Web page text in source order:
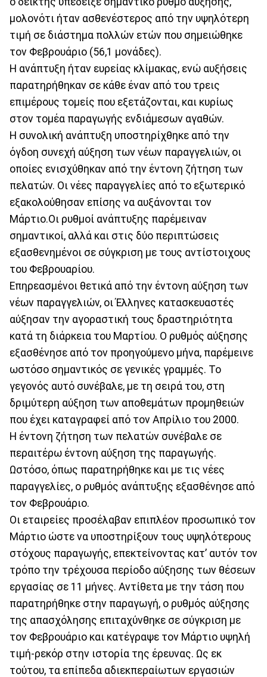
μολονότι ήταν ασθενέστερος από την υψηλότερη
τιμή σε διάστημα πολλών ετών που σημειώθηκε
τον Φεβρουάριο (56,1 μονάδες).
Η ανάπτυξη ήταν ευρείας κλίμακας, ενώ αυξήσεις
παρατηρήθηκαν σε κάθε έναν από του τρεις
επιμέρους τομείς που εξετάζονται, και κυρίως
στον τομέα παραγωγής ενδιάμεσων αγαθών.
Η συνολική ανάπτυξη υποστηρίχθηκε από την
όγδοη συνεχή αύξηση των νέων παραγγελιών, οι
οποίες ενισχύθηκαν από την έντονη ζήτηση των
πελατών. Οι νέες παραγγελίες από το εξωτερικό
εξακολούθησαν επίσης να αυξάνονται τον
Μάρτιο.Οι ρυθμοί ανάπτυξης παρέμειναν
σημαντικοί, αλλά και στις δύο περιπτώσεις
εξασθενημένοι σε σύγκριση με τους αντίστοιχους
του Φεβρουαρίου.
Επηρεασμένοι θετικά από την έντονη αύξηση των
νέων παραγγελιών, οι Έλληνες κατασκευαστές
αύξησαν την αγοραστική τους δραστηριότητα
κατά τη διάρκεια του Μαρτίου. Ο ρυθμός αύξησης
εξασθένησε από τον προηγούμενο μήνα, παρέμεινε
ωστόσο σημαντικός σε γενικές γραμμές. Το
γεγονός αυτό συνέβαλε, με τη σειρά του, στη
δριμύτερη αύξηση των αποθεμάτων προμηθειών
που έχει καταγραφεί από τον Απρίλιο του 2000.
Η έντονη ζήτηση των πελατών συνέβαλε σε
περαιτέρω έντονη αύξηση της παραγωγής.
Ωστόσο, όπως παρατηρήθηκε και με τις νέες
παραγγελίες, ο ρυθμός ανάπτυξης εξασθένησε από
τον Φεβρουάριο.
Οι εταιρείες προσέλαβαν επιπλέον προσωπικό τον
Μάρτιο ώστε να υποστηρίξουν τους υψηλότερους
στόχους παραγωγής, επεκτείνοντας κατ’ αυτόν τον
τρόπο την τρέχουσα περίοδο αύξησης των θέσεων
εργασίας σε 11 μήνες. Αντίθετα με την τάση που
παρατηρήθηκε στην παραγωγή, ο ρυθμός αύξησης
της απασχόλησης επιταχύνθηκε σε σύγκριση με
τον Φεβρουάριο και κατέγραψε τον Μάρτιο υψηλή
τιμή-ρεκόρ στην ιστορία της έρευνας. Ως εκ
τούτου, τα επίπεδα αδιεκπεραίωτων εργασιών